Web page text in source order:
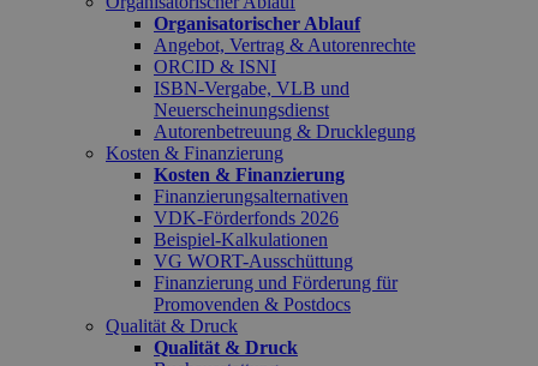
Organisatorischer Ablauf
Angebot, Vertrag & Autorenrechte
ORCID & ISNI
ISBN-Vergabe, VLB und
Neuerscheinungsdienst
Autorenbetreuung & Drucklegung
Kosten & Finanzierung
Kosten & Finanzierung
Finanzierungsalternativen
VDK-Förderfonds 2026
Beispiel-Kalkulationen
VG WORT-Ausschüttung
Finanzierung und Förderung für
Promovenden & Postdocs
Qualität & Druck
Qualität & Druck